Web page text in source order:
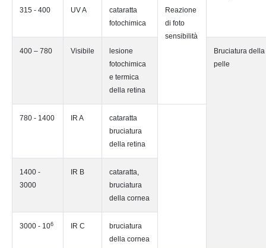
315 - 400 UV A
cataratta
fotochimica
Reazione
di foto
sensibilità
400 – 780
Visibile
lesione
fotochimica
e termica
della retina
Bruciatura della
pelle
780 - 1400 IR A
cataratta
bruciatura
della retina
1400 -
3000
IR B
cataratta,
bruciatura
della cornea
3000 - 106 IR C
bruciatura
della cornea